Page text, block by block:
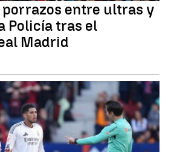
porrazos entre ultras y
Policía tras el
Madrid